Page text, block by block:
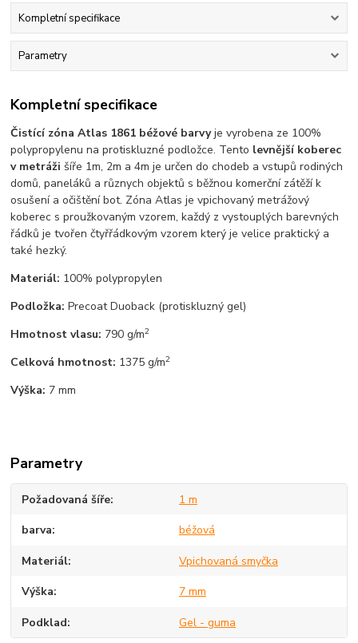
Kompletní specifikace
Parametry
Kompletní specifikace
Čistící zóna Atlas 1861 béžové barvyje vyrobena ze 100%
polypropylenu na protiskluzné podložce. Tento levnější koberec
v metráži šíře 1m, 2m a 4m je určen do chodeb a vstupů rodiných
domů, paneláků a různych objektů s běžnou komerční zátěží k
osušení a očištění bot. Zóna Atlas je vpichovaný metrážový
koberec s proužkovaným vzorem, každý z vystouplých barevných
řádků je tvořen čtyřřádkovým vzorem který je velice praktický a
také hezký.
Materiál: 100% polypropylen
Podložka: Precoat Duoback (protiskluzný gel)
Hmotnost vlasu: 790 g/m2
Celková hmotnost: 1375 g/m2
Výška: 7 mm
Parametry
Požadovaná šíře 1 m
barva béžová
Materiál Vpichovaná smyčka
Výška 7 mm
Podklad Gel - guma